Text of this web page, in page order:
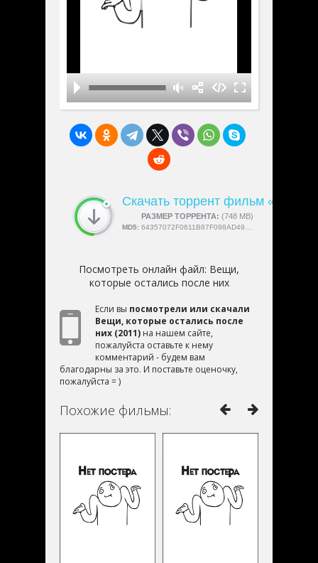
Скачать торрент фильм «Вещи,
РАЗМЕР ТОРРЕНТА: (748 MB)
СКАЧАЛИ:4189
MD5: 64357072F0611B87F098AD49B7FDA750
Посмотреть онлайн файл: Вещи,
которые остались после них
Если вы посмотрели или скачали
Вещи, которые остались после
них (2011) на нашем сайте,
пожалуйста оставьте к нему
комментарий - будем вам
благодарны за это. И поставьте оценочку,
пожалуйста = )
Похожие фильмы: